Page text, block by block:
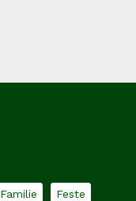
Familie Feste